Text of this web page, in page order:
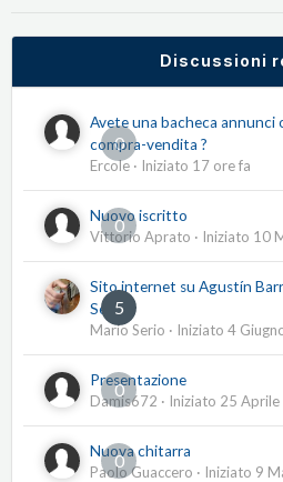
Discussioni
0
Avete una bacheca annunci
compra-vendita ?
Ercole · Iniziato 17 ore fa
0
Nuovo iscritto
Vittorio Aprato · Iniziato 10
5
Sito internet su Agustín
Serio
Mario Serio · Iniziato 4
0
Presentazione
Damis672 · Iniziato 25 Aprile
0
Nuova chitarra
Paolo Guaccero · Iniziato 9